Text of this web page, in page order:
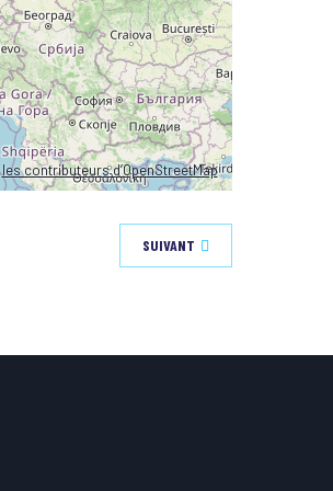
les contributeurs d’OpenStreetMap
SUIVANT